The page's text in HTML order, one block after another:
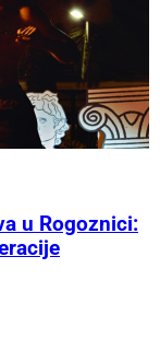
u Rogoznici: